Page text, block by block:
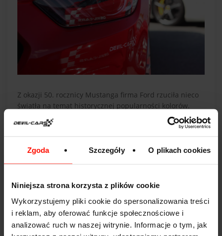
Zgoda Szczegóły O plikach cookies
Niniejsza strona korzysta z plików cookie
Wykorzystujemy pliki cookie do spersonalizowania treści
i reklam, aby oferować funkcje społecznościowe i
analizować ruch w naszej witrynie. Informacje o tym, jak
Z okazji 50. rocznicy Mustanga firma Ford rzuciła nieco
światła na temat historycznej popularności kolorów.
Okazało się, że najpopularniejszym wyborem był kolor
czerwony, który znalazł się aż na 21% wszystkich
również kolory niebieski i srebrny. Obecnie
8. Ford Mustang - ciekawostka w sześciu
kawałkach
Na 50. urodziny Mustanga, Ford wzniósł się wyżej niż
kiedykolwiek wcześniej. Nowy Mustang 2015 został